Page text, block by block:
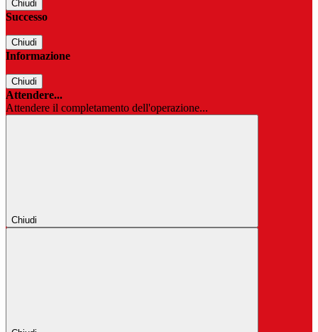
Chiudi
Successo
Chiudi
Informazione
Chiudi
Attendere...
Attendere il completamento dell'operazione...
Chiudi